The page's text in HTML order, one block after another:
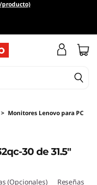
producto)
> Monitores Lenovo para PC
30 de 31.5"
(Opcionales) Reseñas
Discounted